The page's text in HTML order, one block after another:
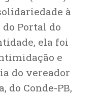
à
Portal do
ela foi
e
do vereador
do Conde-PB,